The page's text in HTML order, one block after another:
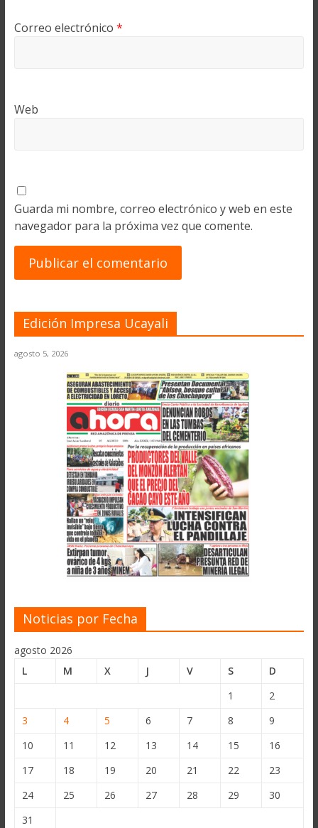
Correo electrónico *
Web
Guarda mi nombre, correo electrónico y web en este
navegador para la próxima vez que comente.
Edición Impresa Ucayali
agosto 5, 2026
Noticias por Fecha
agosto 2026
L
M X J V S
D
1
2
3
4 5 6 7 8
9
10
11 12 13 14 15
16
17
18 19 20 21 22
23
24
25 26 27 28 29
30
31